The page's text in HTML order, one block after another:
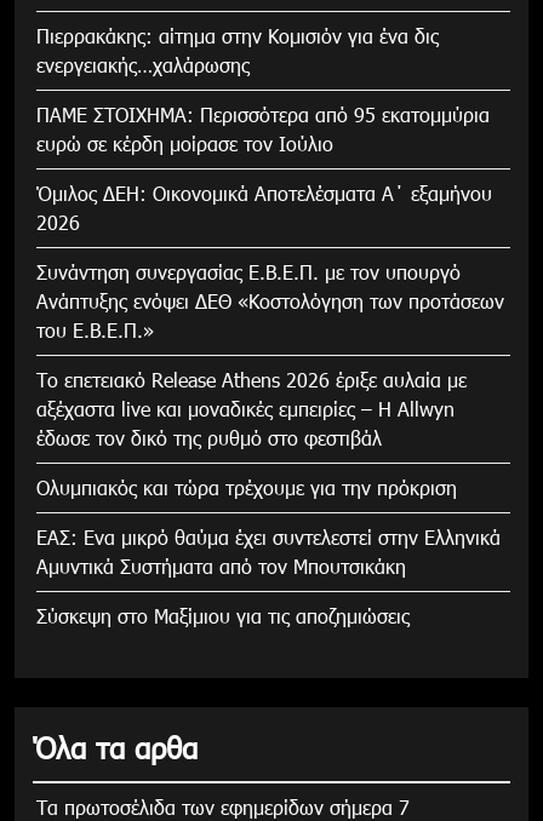
Πιερρακάκης: αίτημα στην Κομισιόν για ένα δις
ενεργειακής…χαλάρωσης
ΠΑΜΕ ΣΤΟΙΧΗΜΑ: Περισσότερα από 95 εκατομμύρια
ευρώ σε κέρδη μοίρασε τον Ιούλιο
Όμιλος ΔΕΗ: Οικονομικά Αποτελέσματα Α΄ εξαμήνου
2026
Συνάντηση συνεργασίας Ε.Β.Ε.Π. με τον υπουργό
Ανάπτυξης ενόψει ΔΕΘ «Κοστολόγηση των προτάσεων
του Ε.Β.Ε.Π.»
Το επετειακό Release Athens 2026 έριξε αυλαία με
αξέχαστα live και μοναδικές εμπειρίες – Η Allwyn
έδωσε τον δικό της ρυθμό στο φεστιβάλ
Ολυμπιακός και τώρα τρέχουμε για την πρόκριση
ΕΑΣ: Ενα μικρό θαύμα έχει συντελεστεί στην Ελληνικά
Αμυντικά Συστήματα από τον Μπουτσικάκη
Σύσκεψη στο Μαξίμιου για τις αποζημιώσεις
Όλα τα αρθα
Τα πρωτοσέλιδα των εφημερίδων σήμερα 7